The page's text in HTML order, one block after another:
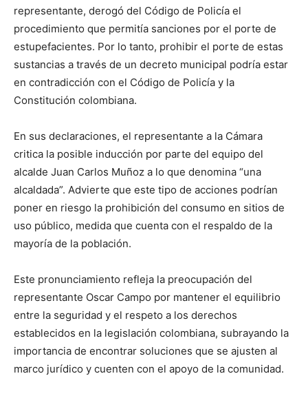
representante, derogó del Código de Policía el
procedimiento que permitía sanciones por el porte de
estupefacientes. Por lo tanto, prohibir el porte de estas
sustancias a través de un decreto municipal podría estar
en contradicción con el Código de Policía y la
Constitución colombiana.
En sus declaraciones, el representante a la Cámara
critica la posible inducción por parte del equipo del
alcalde Juan Carlos Muñoz a lo que denomina “una
alcaldada”. Advierte que este tipo de acciones podrían
poner en riesgo la prohibición del consumo en sitios de
uso público, medida que cuenta con el respaldo de la
mayoría de la población.
Este pronunciamiento refleja la preocupación del
representante Oscar Campo por mantener el equilibrio
entre la seguridad y el respeto a los derechos
establecidos en la legislación colombiana, subrayando la
importancia de encontrar soluciones que se ajusten al
marco jurídico y cuenten con el apoyo de la comunidad.